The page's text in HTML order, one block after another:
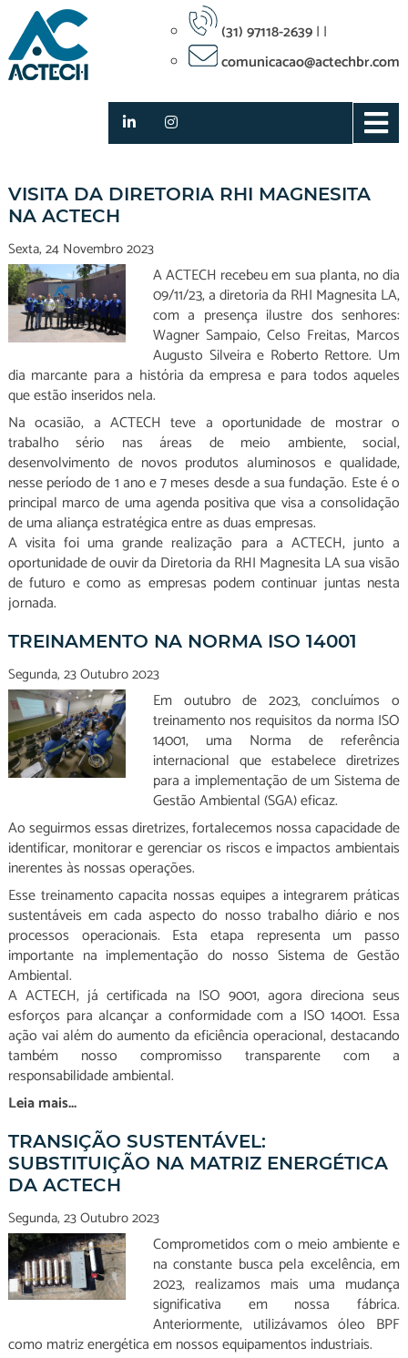
(31) 97118-2639| |
comunicacao@actechbr.com
VISITA DA DIRETORIA RHI MAGNESITA
NA ACTECH
Sexta, 24 Novembro 2023
A ACTECH recebeu em sua planta, no dia
09/11/23, a diretoria da RHI Magnesita LA,
com a presença ilustre dos senhores:
Wagner Sampaio, Celso Freitas, Marcos
Augusto Silveira e Roberto Rettore. Um
dia marcante para a história da empresa e para todos aqueles
que estão inseridos nela.
Na ocasião, a ACTECH teve a oportunidade de mostrar o
trabalho sério nas áreas de meio ambiente, social,
desenvolvimento de novos produtos aluminosos e qualidade,
nesse período de 1 ano e 7 meses desde a sua fundação. Este é o
principal marco de uma agenda positiva que visa a consolidação
de uma aliança estratégica entre as duas empresas.
A visita foi uma grande realização para a ACTECH, junto a
oportunidade de ouvir da Diretoria da RHI Magnesita LA sua visão
de futuro e como as empresas podem continuar juntas nesta
jornada.
TREINAMENTO NA NORMA ISO 14001
Segunda, 23 Outubro 2023
Em outubro de 2023, concluímos o
treinamento nos requisitos da norma ISO
14001, uma Norma de referência
internacional que estabelece diretrizes
para a implementação de um Sistema de
Gestão Ambiental (SGA) eficaz.
Ao seguirmos essas diretrizes, fortalecemos nossa capacidade de
identificar, monitorar e gerenciar os riscos e impactos ambientais
inerentes às nossas operações.
Esse treinamento capacita nossas equipes a integrarem práticas
sustentáveis em cada aspecto do nosso trabalho diário e nos
processos operacionais. Esta etapa representa um passo
importante na implementação do nosso Sistema de Gestão
Ambiental.
A ACTECH, já certificada na ISO 9001, agora direciona seus
esforços para alcançar a conformidade com a ISO 14001. Essa
ação vai além do aumento da eficiência operacional, destacando
também nosso compromisso transparente com a
responsabilidade ambiental.
Leia mais...
TRANSIÇÃO SUSTENTÁVEL:
SUBSTITUIÇÃO NA MATRIZ ENERGÉTICA
DA ACTECH
Segunda, 23 Outubro 2023
Comprometidos com o meio ambiente e
na constante busca pela excelência, em
2023, realizamos mais uma mudança
significativa em nossa fábrica.
Anteriormente, utilizávamos óleo BPF
como matriz energética em nossos equipamentos industriais.